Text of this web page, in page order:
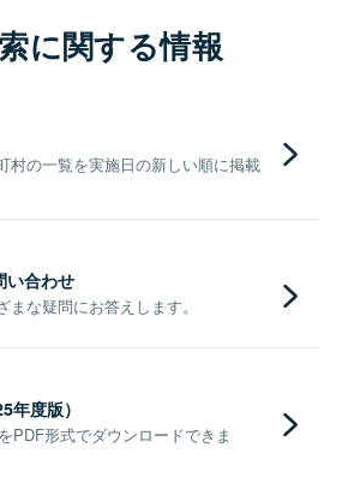
に関する情報
村の一覧を実施日の新しい順に掲載
い合わせ
な疑問にお答えします。
年度版）
PDF形式でダウンロードできま